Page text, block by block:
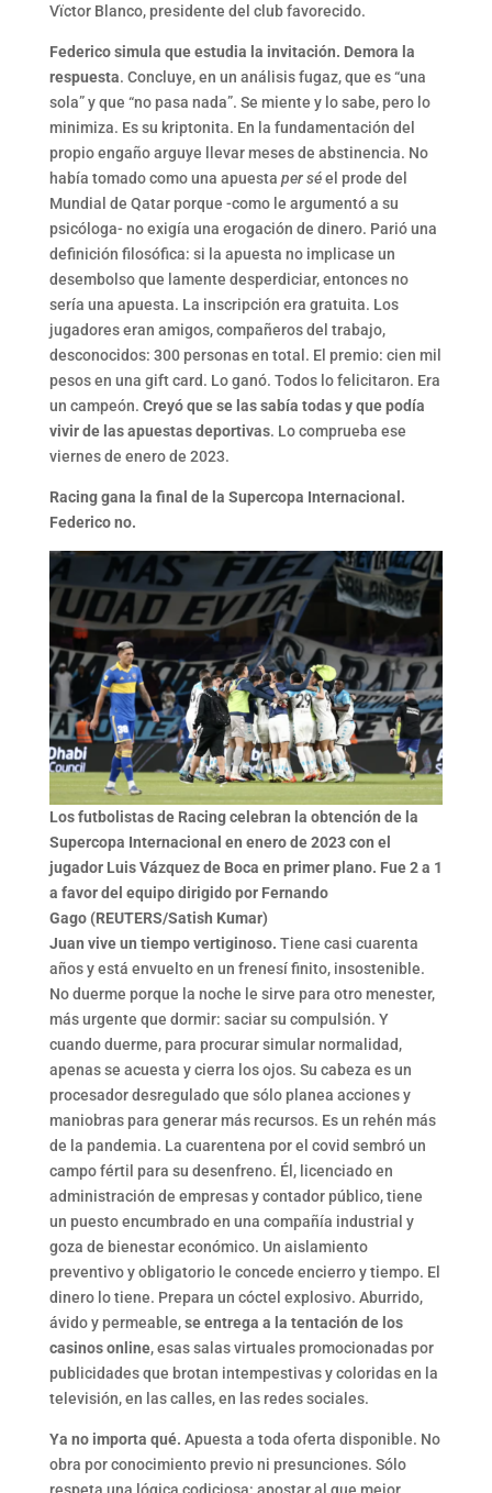
Vïctor Blanco, presidente del club favorecido.
Federico simula que estudia la invitación. Demora la
respuesta. Concluye, en un análisis fugaz, que es “una
sola” y que “no pasa nada”. Se miente y lo sabe, pero lo
minimiza. Es su kriptonita. En la fundamentación del
propio engaño arguye llevar meses de abstinencia. No
había tomado como una apuesta per séel prode del
Mundial de Qatar porque -como le argumentó a su
psicóloga- no exigía una erogación de dinero. Parió una
definición filosófica: si la apuesta no implicase un
desembolso que lamente desperdiciar, entonces no
sería una apuesta. La inscripción era gratuita. Los
jugadores eran amigos, compañeros del trabajo,
desconocidos: 300 personas en total. El premio: cien mil
pesos en una gift card. Lo ganó. Todos lo felicitaron. Era
un campeón. Creyó que se las sabía todas y que podía
vivir de las apuestas deportivas. Lo comprueba ese
viernes de enero de 2023.
Racing gana la final de la Supercopa Internacional.
Federico no.
Los futbolistas de Racing celebran la obtención de la
Supercopa Internacional en enero de 2023 con el
jugador Luis Vázquez de Boca en primer plano. Fue 2 a 1
a favor del equipo dirigido por Fernando
Gago (REUTERS/Satish Kumar)
Juan vive un tiempo vertiginoso. Tiene casi cuarenta
años y está envuelto en un frenesí finito, insostenible.
No duerme porque la noche le sirve para otro menester,
más urgente que dormir: saciar su compulsión. Y
cuando duerme, para procurar simular normalidad,
apenas se acuesta y cierra los ojos. Su cabeza es un
procesador desregulado que sólo planea acciones y
maniobras para generar más recursos. Es un rehén más
de la pandemia. La cuarentena por el covid sembró un
campo fértil para su desenfreno. Él, licenciado en
administración de empresas y contador público, tiene
un puesto encumbrado en una compañía industrial y
goza de bienestar económico. Un aislamiento
preventivo y obligatorio le concede encierro y tiempo. El
dinero lo tiene. Prepara un cóctel explosivo. Aburrido,
ávido y permeable,se entrega a la tentación de los
casinos online, esas salas virtuales promocionadas por
publicidades que brotan intempestivas y coloridas en la
televisión, en las calles, en las redes sociales.
Ya no importa qué. Apuesta a toda oferta disponible. No
obra por conocimiento previo ni presunciones. Sólo